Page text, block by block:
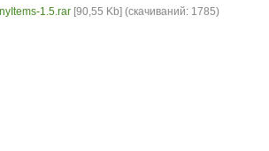
1.5.rar [90,55 Kb] (cкачиваний: 1785)